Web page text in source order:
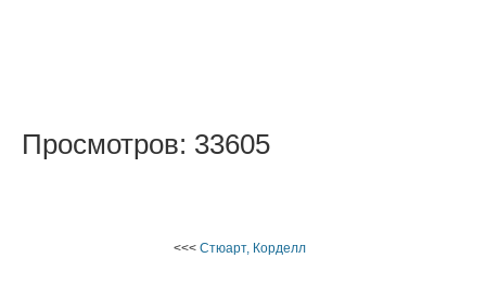
Просмотров: 33605
<<< Стюарт, Корделл